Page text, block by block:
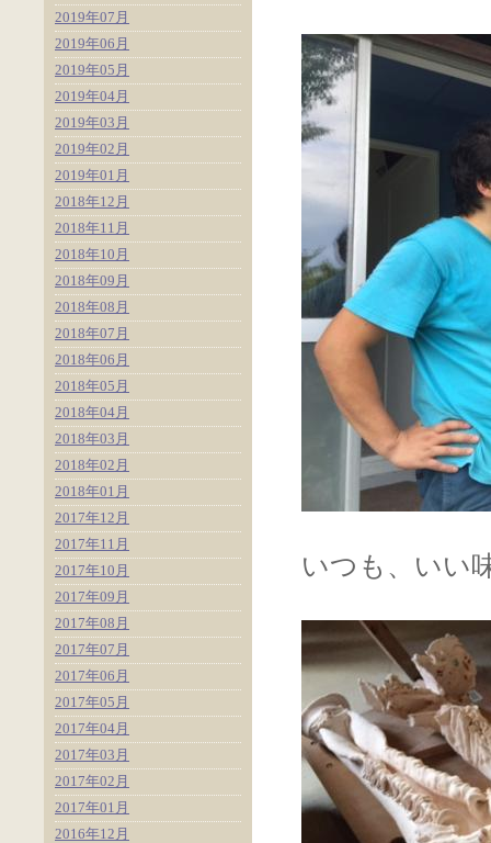
いつも、いい
2019年07月
2019年06月
2019年05月
2019年04月
2019年03月
2019年02月
2019年01月
2018年12月
2018年11月
2018年10月
2018年09月
2018年08月
2018年07月
2018年06月
2018年05月
2018年04月
2018年03月
2018年02月
2018年01月
2017年12月
2017年11月
2017年10月
2017年09月
2017年08月
2017年07月
2017年06月
2017年05月
2017年04月
2017年03月
2017年02月
2017年01月
2016年12月